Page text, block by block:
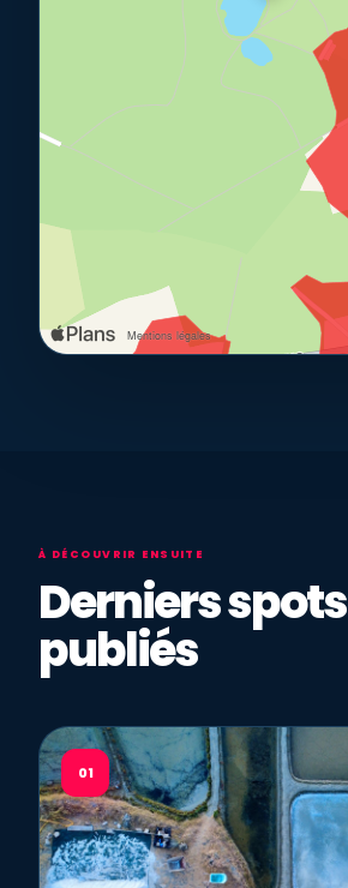
À DÉCOUVRIR ENSUITE
Derniers spots
publiés
01